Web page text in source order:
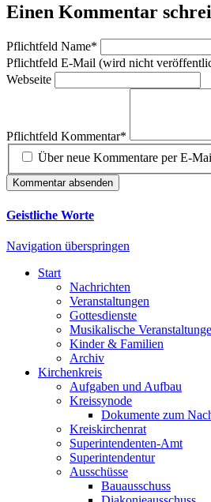
Einen Kommentar
Pflichtfeld Name*
Pflichtfeld E-Mail (wird nicht
Webseite
Pflichtfeld Kommentar*
Über neue Kommentare per E-
Kommentar absenden
Geistliche Worte
Navigation überspringen
Start
Nachrichten
Veranstaltungen
Gottesdienste
Musikalische
Kinder & Familien
Archiv
Kirchenkreis
Aufgaben und Aufbau
Kreissynode
Dokumente zum
Kreiskirchenrat
Superintendenten-Amt
Superintendentur
Ausschüsse
Bauausschuss